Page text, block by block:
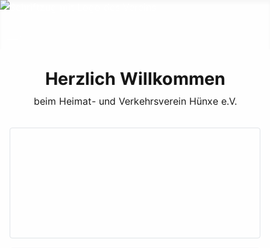
Herzlich Willkommen
beim Heimat- und Verkehrsverein Hünxe e.V.